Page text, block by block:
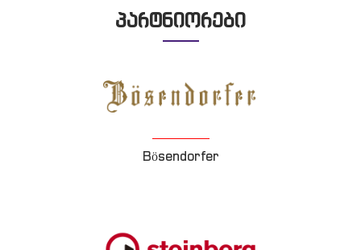
პარტნიორები
Bösendorfer